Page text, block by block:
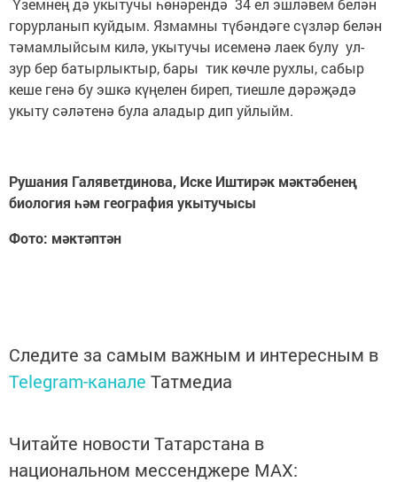
Үземнең дә укытучы һөнәрендә 34 ел эшләвем белән
горурланып куйдым. Язмамны түбәндәге сүзләр белән
тәмамлыйсым килә, укытучы исеменә лаек булу ул-
зур бер батырлыктыр, бары тик көчле рухлы, сабыр
кеше генә бу эшкә күңелен биреп, тиешле дәрәҗәдә
укыту сәләтенә була аладыр дип уйлыйм.
Рушания Галяветдинова, Иске Иштирәк мәктәбенең
биология һәм география укытучысы
Фото: мәктәптән
Следите за самым важным и интересным в
Telegram-канале Татмедиа
Читайте новости Татарстана в
национальном мессенджере MАХ: